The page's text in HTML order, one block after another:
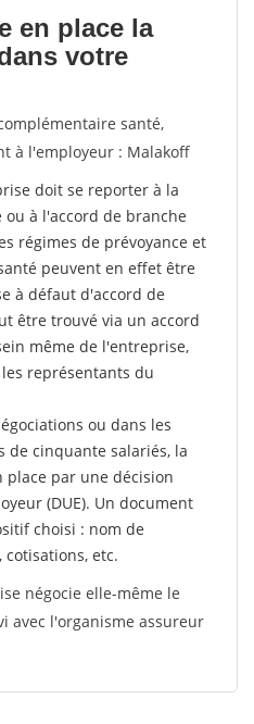
en place la
votre
santé,
à l'employeur : Malakoff
doit se reporter à la
à l'accord de branche
régimes de prévoyance et
peuvent en effet être
à défaut d'accord de
être trouvé via un accord
même de l'entreprise,
représentants du
ou dans les
de cinquante salariés, la
place par une décision
(DUE). Un document
choisi : nom de
etc.
négocie elle-même le
avec l'organisme assureur